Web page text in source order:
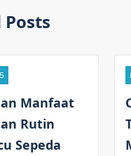
Posts
Manfaat
Rutin
Sepeda